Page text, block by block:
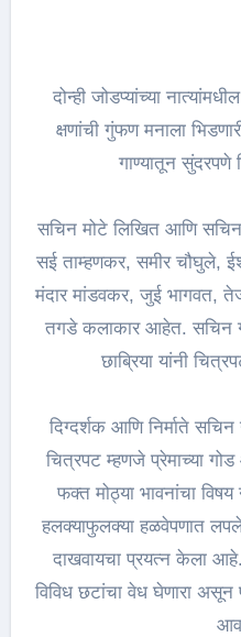
दोन्ही जोडप्यांच्या
क्षणांची गुंफण मनाला
गाण्यातून
सचिन मोटे लिखित आणि सचिन
सई ताम्हणकर, समीर चौघुले,
मंदार मांडवकर, जुई भागवत,
तगडे कलाकार आहेत. सचिन
छाब्रिया यांनी
दिग्दर्शक आणि निर्माते सचिन
चित्रपट म्हणजे प्रेमाच्या
फक्त मोठ्या भावनांचा
हलक्याफुलक्या हळवेपणात
दाखवायचा प्रयत्न केला आहे.
विविध छटांचा वेध घेणारा असून